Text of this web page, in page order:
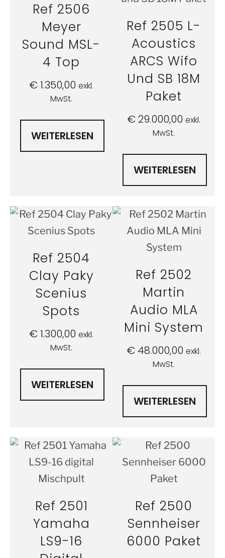
Ref 2506
Meyer
Sound MSL-
4 Top
€1.350,00 exkl.
MwSt.
WEITERLESEN
Ref 2505 L-
Acoustics
ARCS Wifo
Und SB 18M
Paket
€29.000,00 exkl.
MwSt.
WEITERLESEN
Ref 2504
Clay Paky
Scenius
Spots
€1.300,00 exkl.
MwSt.
WEITERLESEN
Ref 2502
Martin
Audio MLA
Mini System
€ 48.000,00 exkl.
MwSt.
WEITERLESEN
Ref 2501
Yamaha
LS9-16
Ref 2500
Sennheiser
6000 Paket